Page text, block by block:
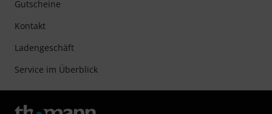
Gutscheine
Kontakt
Ladengeschäft
Service im Überblick